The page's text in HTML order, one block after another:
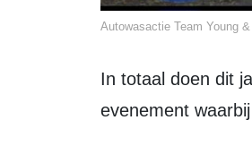
Autowasactie Team Young
In totaal doen dit jaar ongeveer 5000 deelnemers mee aan Alpe d’HuZes, het
evenement